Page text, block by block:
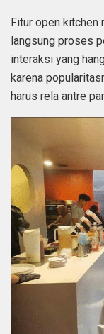
Fitur open kitchen
langsung proses
interaksi yang
karena
harus rela antre